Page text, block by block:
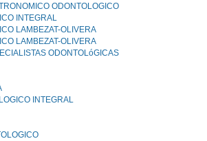
ODONTOLOGICO
INTEGRAL
LAMBEZAT-OLIVERA
LAMBEZAT-OLIVERA
ODONTOLóGICAS
INTEGRAL